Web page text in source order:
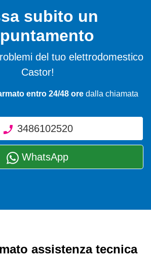
subito un
del tuo elettrodomestico
Castor!
entro 24/48 ore dalla chiamata
3486102520
WhatsApp
assistenza tecnica